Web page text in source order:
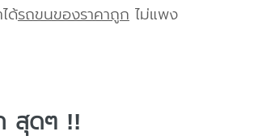
ด้รถขนของราคาถูกไม่แพง
สุดๆ !!